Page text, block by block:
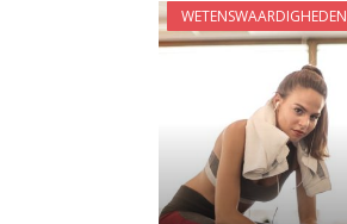
WETENSWAARDIGHEDEN